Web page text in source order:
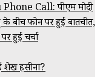
Call: पीएम मोदी
के बीच फोन पर हुई बातचीत,
हुई चर्चा
शेख हसीना?